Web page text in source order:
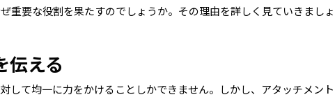
重要な役割を果たすのでしょうか。その理由を詳しく見ていきましょ
伝える
して均一に力をかけることしかできません。しかし、アタッチメント